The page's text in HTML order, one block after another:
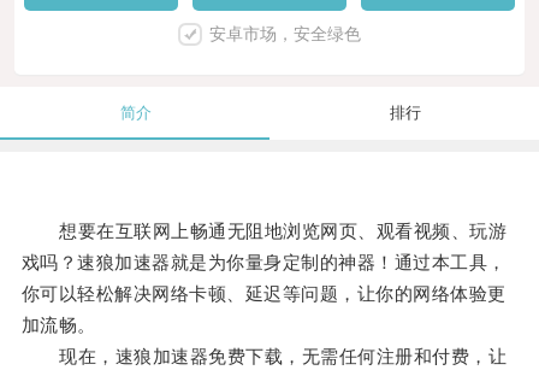
安卓市场，安全绿色
简介 排行
想要在互联网上畅通无阻地浏览网页、观看视频、玩游
戏吗？速狼加速器就是为你量身定制的神器！通过本工具，
你可以轻松解决网络卡顿、延迟等问题，让你的网络体验更
加流畅。
现在，速狼加速器免费下载，无需任何注册和付费，让